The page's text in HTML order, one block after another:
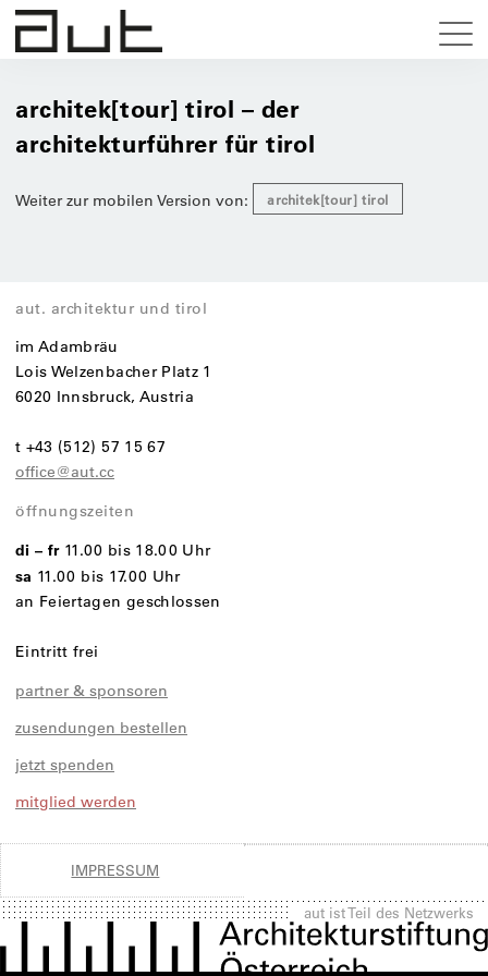
architek[tour] tirol – der
architekturführer für tirol
Weiter zur mobilen Version von: architek[tour] tirol
aut. architektur und tirol
im Adambräu
Lois Welzenbacher Platz 1
6020 Innsbruck, Austria
t +43 (512) 57 15 67
office@aut.cc
öffnungszeiten
di – fr 11.00 bis 18.00 Uhr
sa 11.00 bis 17.00 Uhr
an Feiertagen geschlossen
Eintritt frei
partner & sponsoren
zusendungen bestellen
jetzt spenden
mitglied werden
IMPRESSUM
aut ist Teil des Netzwerks